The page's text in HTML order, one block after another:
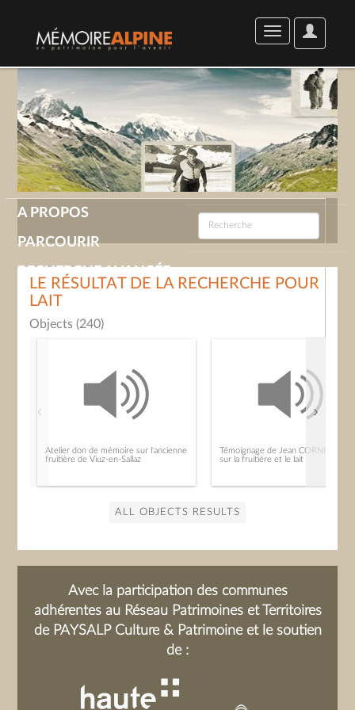
User
Options
Toggle
navigation
A PROPOS
PARCOURIR
RECHERCHE AVANCÉE
GALERIE
CONTACT
LE RÉSULTAT DE LA RECHERCHE POUR
LAIT
Objects (240)
Atelier don de mémoire sur l'ancienne
fruitière de Viuz-en-Sallaz
Témoignage de Jean CORNIGLION
sur la fruitière et le lait
ALL OBJECTS RESULTS
Avec la participation des communes
adhérentes au Réseau Patrimoines et Territoires
de PAYSALP Culture & Patrimoine et le soutien
de :